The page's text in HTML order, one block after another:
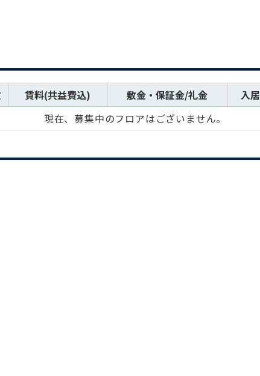
賃料(共益費込) 敷金・保証金/礼金 入
現在、募集中のフロアはございません。